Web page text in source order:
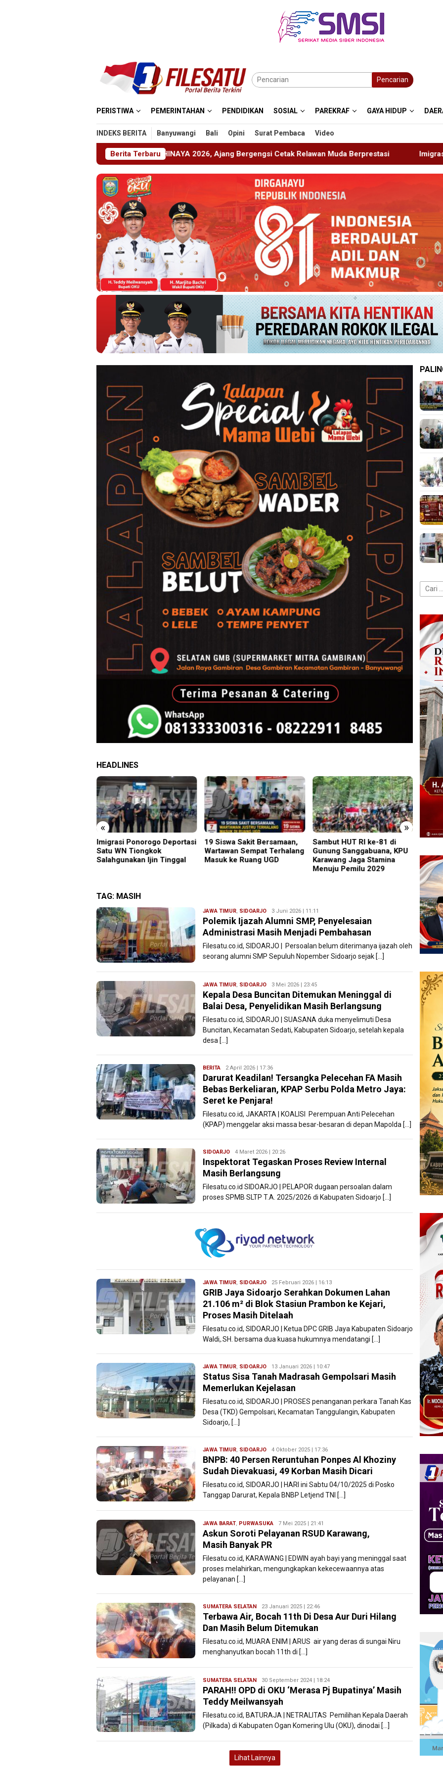
Pencarian
PERISTIWA PEMERINTAHAN PENDIDIKAN SOSIAL PAREKRAF GAYA HIDUP
INDEKS BERITA Banyuwangi Bali Opini Surat Pembaca Video
Berita Terbaru
Gelar ABHINAYA 2026, Ajang Bergengsi Cetak Relawan Muda Berprestasi Imigrasi Ponorogo Deportasi Satu
HEADLINES
« »
19 Siswa Sakit Bersamaan,
Wartawan Sempat Terhalang
Masuk ke Ruang UGD
Sambut HUT RI ke-81 di
Gunung Sanggabuana, KPU
Karawang Jaga Stamina
Perkenalkan Diri Lewat
Safari Jumat, Kapolres
Lumajang Ajak Warga Jaga
Kamtibmas
Ajang
TAG: MASIH
JAWA TIMUR, SIDOARJO Ryan
Karawang
3 Juni 2026 | 11:11
Polemik Ijazah Alumni SMP, Penyelesaian
Administrasi Masih Menjadi Pembahasan
Filesatu.co.id, SIDOARJO | Persoalan belum diterimanya ijazah oleh
seorang alumni SMP Sepuluh Nopember Sidoarjo sejak […]
JAWA TIMUR, SIDOARJO Ryan
Karawang
3 Mei 2026 | 23:45
Kepala Desa Buncitan Ditemukan Meninggal di
Balai Desa, Penyelidikan Masih Berlangsung
Filesatu.co.id, SIDOARJO | SUASANA duka menyelimuti Desa
Buncitan, Kecamatan Sedati, Kabupaten Sidoarjo, setelah kepala
desa […]
BERITA Ryan
Karawang
2 April 2026 | 17:36
Darurat Keadilan! Tersangka Pelecehan FA Masih
Bebas Berkeliaran, KPAP Serbu Polda Metro Jaya:
Seret ke Penjara!
Filesatu.co.id, JAKARTA | KOALISI Perempuan Anti Pelecehan
(KPAP) menggelar aksi massa besar-besaran di depan Mapolda […]
SIDOARJO Ryan
Karawang
4 Maret 2026 | 20:26
Inspektorat Tegaskan Proses Review Internal
Masih Berlangsung
Filesatu.co.id SIDOARJO | PELAPOR dugaan persoalan dalam
proses SPMB SLTP T.A. 2025/2026 di Kabupaten Sidoarjo […]
JAWA TIMUR, SIDOARJO Ryan
Karawang
25 Februari 2026 | 16:13
GRIB Jaya Sidoarjo Serahkan Dokumen Lahan
21.106 m² di Blok Stasiun Prambon ke Kejari,
Proses Masih Ditelaah
Filesatu.co.id, SIDOARJO | Ketua DPC GRIB Jaya Kabupaten Sidoarjo
Waldi,.SH. bersama dua kuasa hukumnya mendatangi […]
JAWA TIMUR, SIDOARJO Ryan
Karawang
13 Januari 2026 | 10:47
Status Sisa Tanah Madrasah Gempolsari Masih
Memerlukan Kejelasan
Filesatu.co.id, SIDOARJO | PROSES penanganan perkara Tanah Kas
Desa (TKD) Gempolsari, Kecamatan Tanggulangin, Kabupaten
Sidoarjo, […]
JAWA TIMUR, SIDOARJO Ryan
Karawang
4 Oktober 2025 | 17:36
BNPB: 40 Persen Reruntuhan Ponpes Al Khoziny
Sudah Dievakuasi, 49 Korban Masih Dicari
Filesatu.co.id, SIDOARJO | HARI ini Sabtu 04/10/2025 di Posko
Tanggap Darurat, Kepala BNBP Letjend TNI […]
JAWA BARAT, PURWASUKA Ryan
Karawang
7 Mei 2025 | 21:41
Askun Soroti Pelayanan RSUD Karawang,
Masih Banyak PR
Filesatu.co.id, KARAWANG | EDWIN ayah bayi yang meninggal saat
proses melahirkan, mengungkapkan kekecewaannya atas
pelayanan […]
SUMATERA SELATAN Ryan
Karawang
23 Januari 2025 | 22:46
Terbawa Air, Bocah 11th Di Desa Aur Duri Hilang
Dan Masih Belum Ditemukan
Filesatu.co.id, MUARA ENIM | ARUS air yang deras di sungai Niru
menghanyutkan bocah 11th di […]
SUMATERA SELATAN Ryan
Karawang
30 September 2024 | 18:24
PARAH!! OPD di OKU ‘Merasa Pj Bupatinya’ Masih
Teddy Meilwansyah
Filesatu.co.id, BATURAJA | NETRALITAS Pemilihan Kepala Daerah
(Pilkada) di Kabupaten Ogan Komering Ulu (OKU), dinodai […]
Lihat Lainnya
Cari
untuk: